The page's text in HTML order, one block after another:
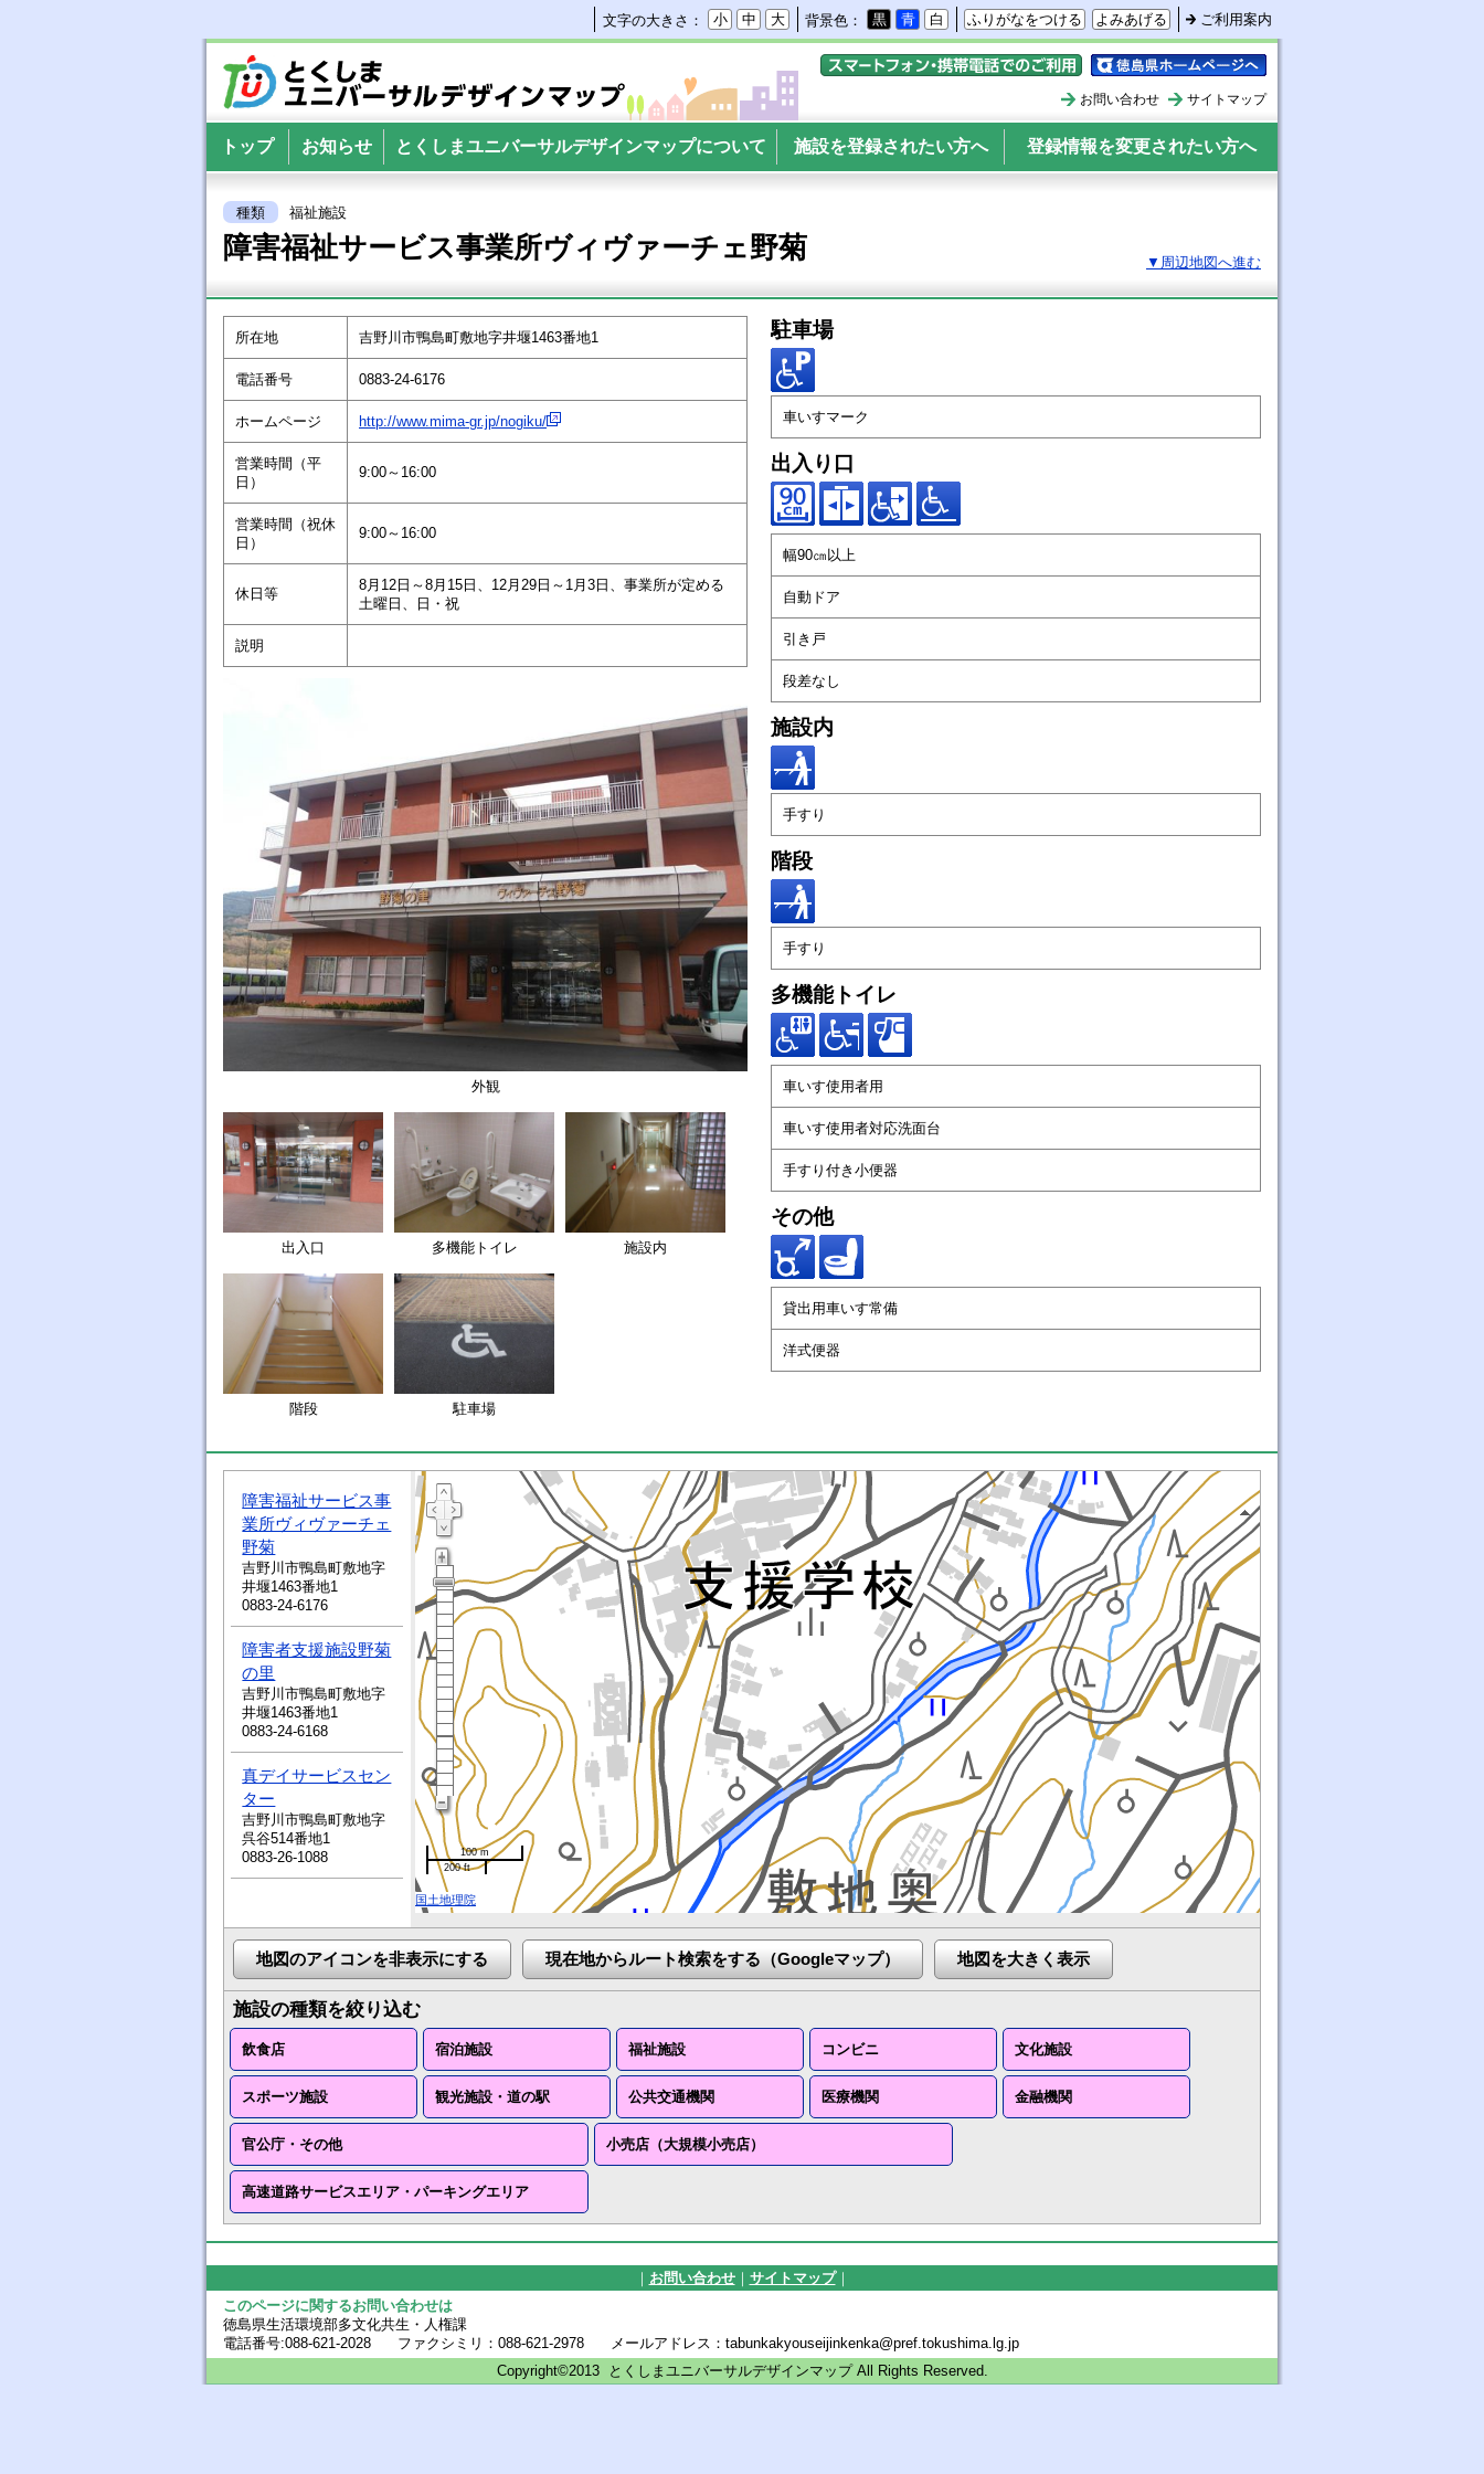
文字の大きさ： 小 中 大 背景色： 黒 青 白 ふりがなをつける よみあげる ご利用案内
とくしまユニバーサルデザインマップ
お問い合わせ
サイトマップ
トップ お知らせ とくしまユニバーサルデザインマップについて 施設を登録されたい方へ 登録情報を変更されたい方へ
種類 福祉施設
障害福祉サービス事業所ヴィヴァーチェ野菊 ▼周辺地図へ進む
所在地 吉野川市鴨島町敷地字井堰1463番地1
電話番号 0883-24-6176
ホームページ http://www.mima-gr.jp/nogiku/
営業時間（平
日）
9:00～16:00
営業時間（祝休
日）
9:00～16:00
休日等
8月12日～8月15日、12月29日～1月3日、事業所が定める
土曜日、日・祝
説明
外観
出入口 多機能トイレ 施設内
階段 駐車場
駐車場
車いすマーク
出入り口
幅90㎝以上
自動ドア
引き戸
段差なし
施設内
手すり
階段
手すり
多機能トイレ
車いす使用者用
車いす使用者対応洗面台
手すり付き小便器
その他
貸出用車いす常備
洋式便器
障害福祉サービス事
業所ヴィヴァーチェ
野菊
吉野川市鴨島町敷地字
井堰1463番地1
0883-24-6176
障害者支援施設野菊
の里
吉野川市鴨島町敷地字
井堰1463番地1
0883-24-6168
真デイサービスセン
ター
吉野川市鴨島町敷地字
呉谷514番地1
0883-26-1088
100 m
200 ft
国土地理院
地図のアイコンを非表示にする 現在地からルート検索をする（Googleマップ） 地図を大きく表示
施設の種類を絞り込む
飲食店 宿泊施設 福祉施設 コンビニ 文化施設
スポーツ施設 観光施設・道の駅 公共交通機関 医療機関 金融機関
官公庁・その他 小売店（大規模小売店）
高速道路サービスエリア・パーキングエリア
｜ お問い合わせ｜ サイトマップ｜
このページに関するお問い合わせは
徳島県生活環境部多文化共生・人権課
電話番号:088-621-2028 ファクシミリ：088-621-2978 メールアドレス：tabunkakyouseijinkenka@pref.tokushima.lg.jp
Copyright©2013 とくしまユニバーサルデザインマップ All Rights Reserved.